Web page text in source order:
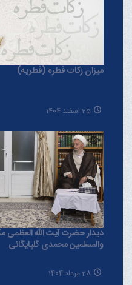
میزان زکات فطره (فطریه)
25 اسفند 1404
دیدار حضرت آیت الله العظمی
والمسلمین محمدی گلپایگانی
28 مرداد 1404